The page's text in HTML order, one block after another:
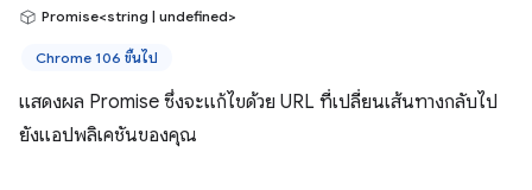
Promise<string | undefined>
Chrome 106 ขึ้นไป
แสดงผล Promise ซึ่งจะแก้ไขด้วย URL ที่เปลี่ยนเส้นทางกลับไป
ยังแอปพลิเคชันของคุณ